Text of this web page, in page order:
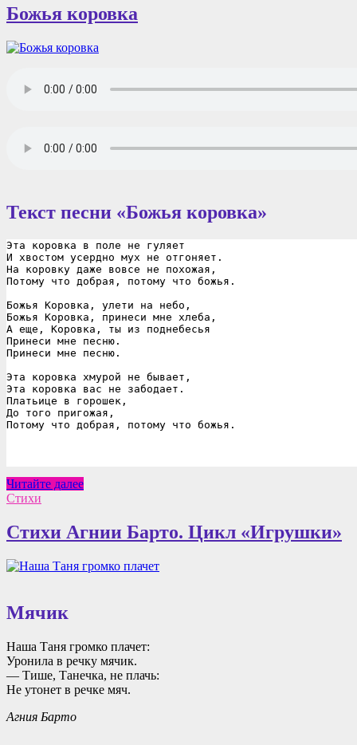
для
детей
Божья коровка
Текст песни «Божья коровка»
Эта коровка в поле не гуляет
И хвостом усердно мух не отгоняет.
На коровку даже вовсе не похожая,
Потому что добрая, потому что божья.
Божья Коровка, улети на небо,
Божья Коровка, принеси мне хлеба,
А еще, Коровка, ты из поднебесья
Принеси мне песню.
Принеси мне песню.
Эта коровка хмурой не бывает,
Эта коровка вас не забодает.
Платьице в горошек,
До того пригожая,
Потому что добрая, потому что божья.
Божья
коровка
Читайте далее
Стихи
Стихи Агнии Барто. Цикл «Игрушки»
Мячик
Наша Таня громко плачет:
Уронила в речку мячик.
— Тише, Танечка, не плачь:
Не утонет в речке мяч.
Агния Барто